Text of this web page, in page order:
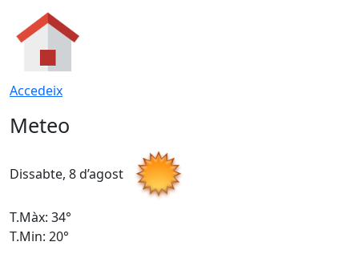
Accedeix
Meteo
Dissabte, 8 d’agost
T.Màx: 34°
T.Min: 20°